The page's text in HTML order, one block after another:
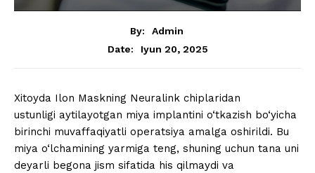
By:
Admin
Date:
Iyun 20, 2025
Xitoyda Ilon Maskning Neuralink chiplaridan
ustunligi aytilayotgan miya implantini o‘tkazish bo‘yicha
birinchi muvaffaqiyatli operatsiya amalga oshirildi. Bu
miya o‘lchamining yarmiga teng, shuning uchun tana uni
deyarli begona jism sifatida his qilmaydi va